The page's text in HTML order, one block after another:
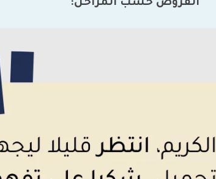
الفروض حسب المراحل: